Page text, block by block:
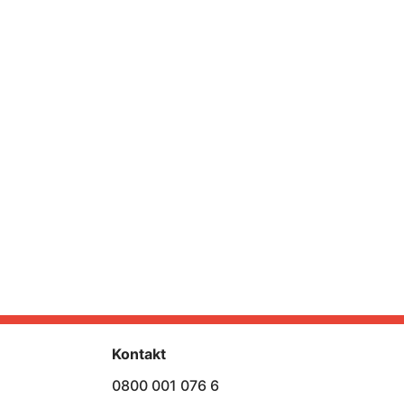
Kontakt
0800 001 076 6